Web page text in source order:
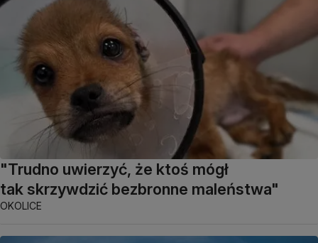
"Trudno uwierzyć, że ktoś mógł
tak skrzywdzić bezbronne maleństwa"
OKOLICE